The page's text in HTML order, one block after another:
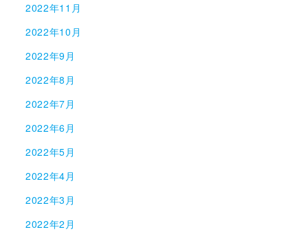
2022年11月
2022年10月
2022年9月
2022年8月
2022年7月
2022年6月
2022年5月
2022年4月
2022年3月
2022年2月